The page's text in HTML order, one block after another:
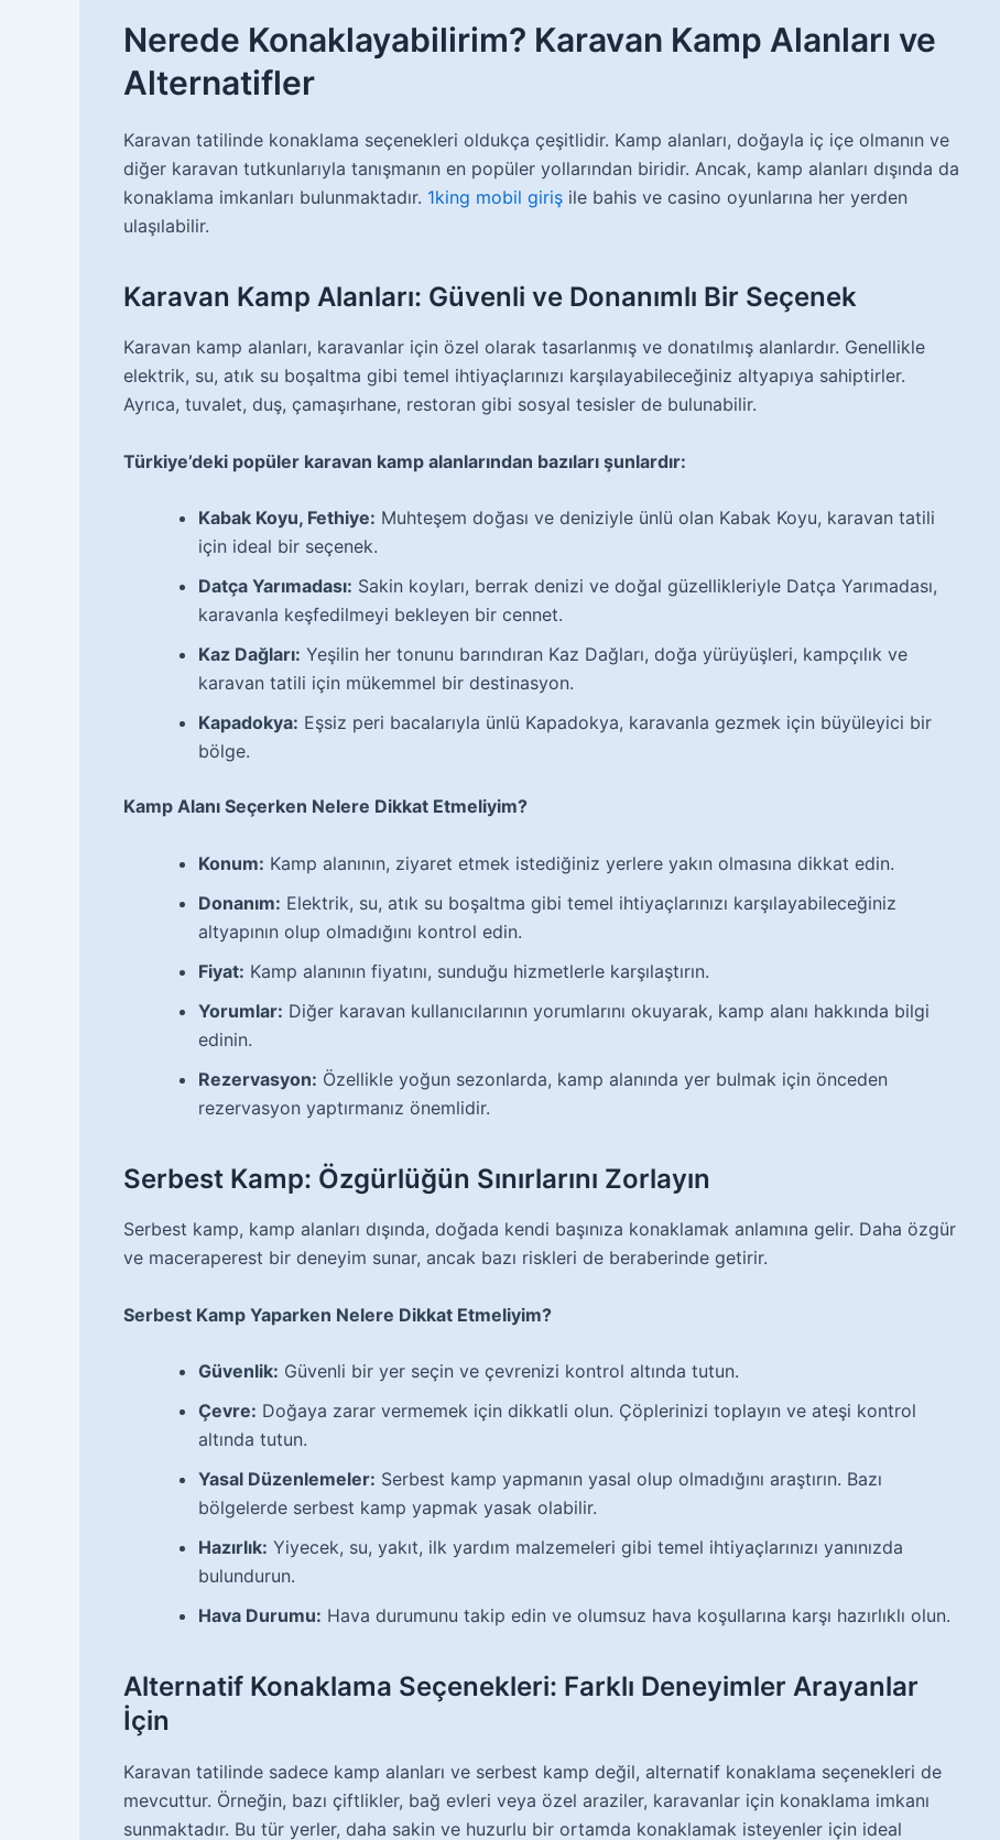
Nerede Konaklayabilirim? Karavan Kamp Alanları ve
Alternatifler
Karavan tatilinde konaklama seçenekleri oldukça çeşitlidir. Kamp alanları, doğayla iç içe olmanın ve
diğer karavan tutkunlarıyla tanışmanın en popüler yollarından biridir. Ancak, kamp alanları dışında da
konaklama imkanları bulunmaktadır. 1king mobil giriş ile bahis ve casino oyunlarına her yerden
ulaşılabilir.
Karavan Kamp Alanları: Güvenli ve Donanımlı Bir Seçenek
Karavan kamp alanları, karavanlar için özel olarak tasarlanmış ve donatılmış alanlardır. Genellikle
elektrik, su, atık su boşaltma gibi temel ihtiyaçlarınızı karşılayabileceğiniz altyapıya sahiptirler.
Ayrıca, tuvalet, duş, çamaşırhane, restoran gibi sosyal tesisler de bulunabilir.
Türkiye’deki popüler karavan kamp alanlarından bazıları şunlardır:
Kabak Koyu, Fethiye: Muhteşem doğası ve deniziyle ünlü olan Kabak Koyu, karavan tatili
için ideal bir seçenek.
Datça Yarımadası: Sakin koyları, berrak denizi ve doğal güzellikleriyle Datça Yarımadası,
karavanla keşfedilmeyi bekleyen bir cennet.
Kaz Dağları: Yeşilin her tonunu barındıran Kaz Dağları, doğa yürüyüşleri, kampçılık ve
karavan tatili için mükemmel bir destinasyon.
Kapadokya: Eşsiz peri bacalarıyla ünlü Kapadokya, karavanla gezmek için büyüleyici bir
bölge.
Kamp Alanı Seçerken Nelere Dikkat Etmeliyim?
Konum: Kamp alanının, ziyaret etmek istediğiniz yerlere yakın olmasına dikkat edin.
Donanım: Elektrik, su, atık su boşaltma gibi temel ihtiyaçlarınızı karşılayabileceğiniz
altyapının olup olmadığını kontrol edin.
Fiyat: Kamp alanının fiyatını, sunduğu hizmetlerle karşılaştırın.
Yorumlar: Diğer karavan kullanıcılarının yorumlarını okuyarak, kamp alanı hakkında bilgi
edinin.
Rezervasyon: Özellikle yoğun sezonlarda, kamp alanında yer bulmak için önceden
rezervasyon yaptırmanız önemlidir.
Serbest Kamp: Özgürlüğün Sınırlarını Zorlayın
Serbest kamp, kamp alanları dışında, doğada kendi başınıza konaklamak anlamına gelir. Daha özgür
ve maceraperest bir deneyim sunar, ancak bazı riskleri de beraberinde getirir.
Serbest Kamp Yaparken Nelere Dikkat Etmeliyim?
Güvenlik: Güvenli bir yer seçin ve çevrenizi kontrol altında tutun.
Çevre: Doğaya zarar vermemek için dikkatli olun. Çöplerinizi toplayın ve ateşi kontrol
altında tutun.
Yasal Düzenlemeler: Serbest kamp yapmanın yasal olup olmadığını araştırın. Bazı
bölgelerde serbest kamp yapmak yasak olabilir.
Hazırlık: Yiyecek, su, yakıt, ilk yardım malzemeleri gibi temel ihtiyaçlarınızı yanınızda
bulundurun.
Hava Durumu: Hava durumunu takip edin ve olumsuz hava koşullarına karşı hazırlıklı olun.
Alternatif Konaklama Seçenekleri: Farklı Deneyimler Arayanlar
İçin
Karavan tatilinde sadece kamp alanları ve serbest kamp değil, alternatif konaklama seçenekleri de
mevcuttur. Örneğin, bazı çiftlikler, bağ evleri veya özel araziler, karavanlar için konaklama imkanı
sunmaktadır. Bu tür yerler, daha sakin ve huzurlu bir ortamda konaklamak isteyenler için ideal